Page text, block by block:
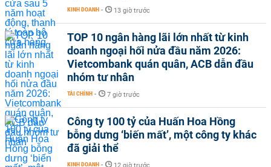
KINH DOANH - 13 giờ trước
TOP 10 ngân hàng lãi lớn nhất từ kinh
doanh ngoại hối nửa đầu năm 2026:
Vietcombank quán quân, ACB dẫn đầu
nhóm tư nhân
TÀI CHÍNH - 7 giờ trước
Công ty 100 tỷ của Huấn Hoa Hồng
bỗng dưng ‘biến mất’, một công ty khác
đã giải thể
KINH DOANH -